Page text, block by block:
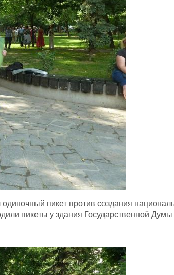
пикет против создания
пикеты у здания Государственной Думы